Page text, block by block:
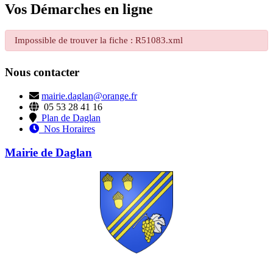
Vos Démarches en ligne
Impossible de trouver la fiche : R51083.xml
Nous contacter
mairie.daglan@orange.fr
05 53 28 41 16
Plan de Daglan
Nos Horaires
Mairie de Daglan